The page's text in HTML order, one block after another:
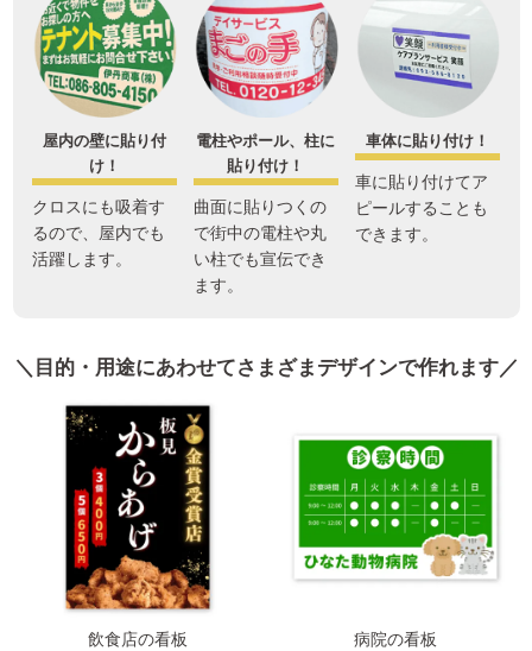
屋内の壁に貼り付
け！
クロスにも吸着す
るので、屋内でも
活躍します。
電柱やポール、柱に
貼り付け！
曲面に貼りつくの
で街中の電柱や丸
い柱でも宣伝でき
ます。
車体に貼り付け！
車に貼り付けてア
ピールすることも
できます。
＼目的・用途にあわせてさまざまデザインで作れます／
飲食店の看板 病院の看板